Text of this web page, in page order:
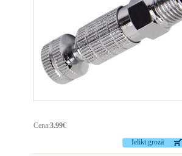
Cena:3.99€
Ielikt grozā